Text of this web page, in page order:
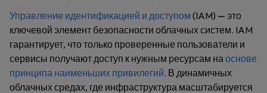
Управление идентификацией и доступом (IAM) — это
ключевой элемент безопасности облачных систем. IAM
гарантирует, что только проверенные пользователи и
сервисы получают доступ к нужным ресурсам наоснове
принципа наименьших привилегий. В динамичных
облачных средах, где инфраструктура масштабируется